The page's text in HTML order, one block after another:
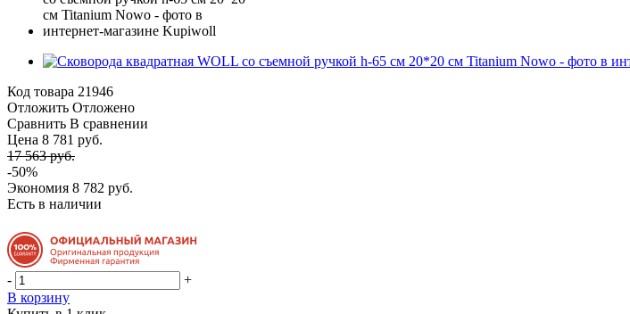
Код товара 21946
Отложить Отложено
Сравнить В сравнении
Цена 8 781 руб.
17 563 руб.
-50%
Экономия 8 782 руб.
Есть в наличии
-
+
В корзину